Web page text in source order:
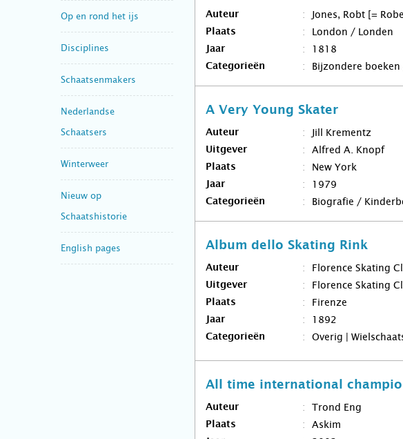
Op en rond het ijs
Disciplines
Schaatsenmakers
Nederlandse
Schaatsers
Winterweer
Nieuw op
Schaatshistorie
English pages
Auteur Jones, Robt [=
Plaats London / Londen
Jaar 1818
Categorieën Bijzondere
A Very Young Skater
Auteur Jill Krementz
Uitgever Alfred A. Knopf
Plaats New York
Jaar 1979
Categorieën Biografie /
Album dello Skating Rink
Auteur Florence Skating
Uitgever Florence Skating
Plaats Firenze
Jaar 1892
Categorieën Overig |
All time international
Auteur Trond Eng
Plaats Askim